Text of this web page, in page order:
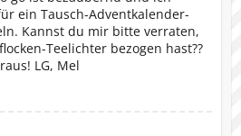
ein Tausch-Adventkalender-
Kannst du mir bitte verraten,
Teelichter bezogen hast??
LG, Mel